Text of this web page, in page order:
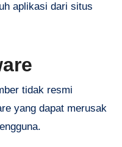
aplikasi dari situs
tidak resmi
yang dapat merusak